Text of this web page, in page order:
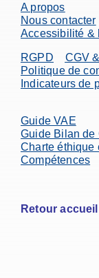
A propos
Nous contacter
Accessibilité &
RGPD
CGV
Politique de
Indicateurs de
Guide VAE
Guide Bilan de
Charte éthique
Compétences
Retour accueil